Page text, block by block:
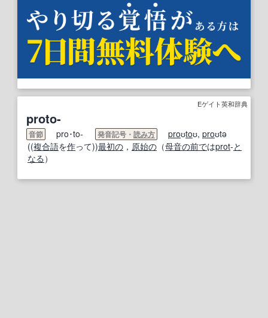
Eゲイト英和辞典
proto-
音節 pro･to- 発音記号・ 読み方 proʊtoʊ, proʊtə
((複合語を作って))最初の ， 原始の （母音の前ではprot‐と
なる ）